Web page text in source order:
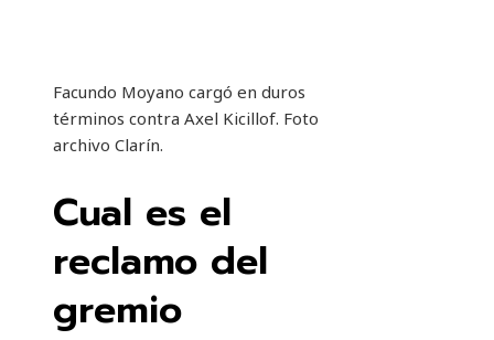
Facundo Moyano cargó en duros
términos contra Axel Kicillof. Foto
archivo Clarín.
Cual es el
reclamo del
gremio